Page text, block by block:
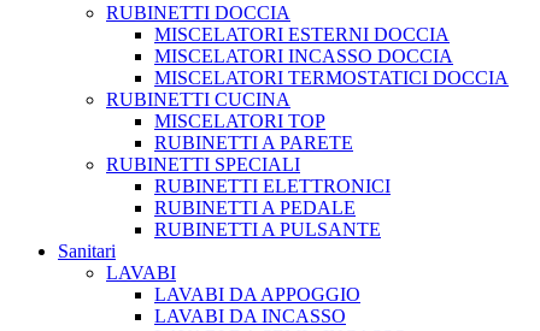
RUBINETTI DOCCIA
MISCELATORI ESTERNI DOCCIA
MISCELATORI INCASSO DOCCIA
MISCELATORI TERMOSTATICI DOCCIA
RUBINETTI CUCINA
MISCELATORI TOP
RUBINETTI A PARETE
RUBINETTI SPECIALI
RUBINETTI ELETTRONICI
RUBINETTI A PEDALE
RUBINETTI A PULSANTE
Sanitari
LAVABI
LAVABI DA APPOGGIO
LAVABI DA INCASSO